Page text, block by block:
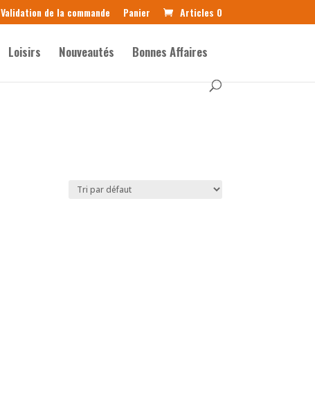
Validation de la commande Panier Articles 0
Loisirs Nouveautés Bonnes Affaires